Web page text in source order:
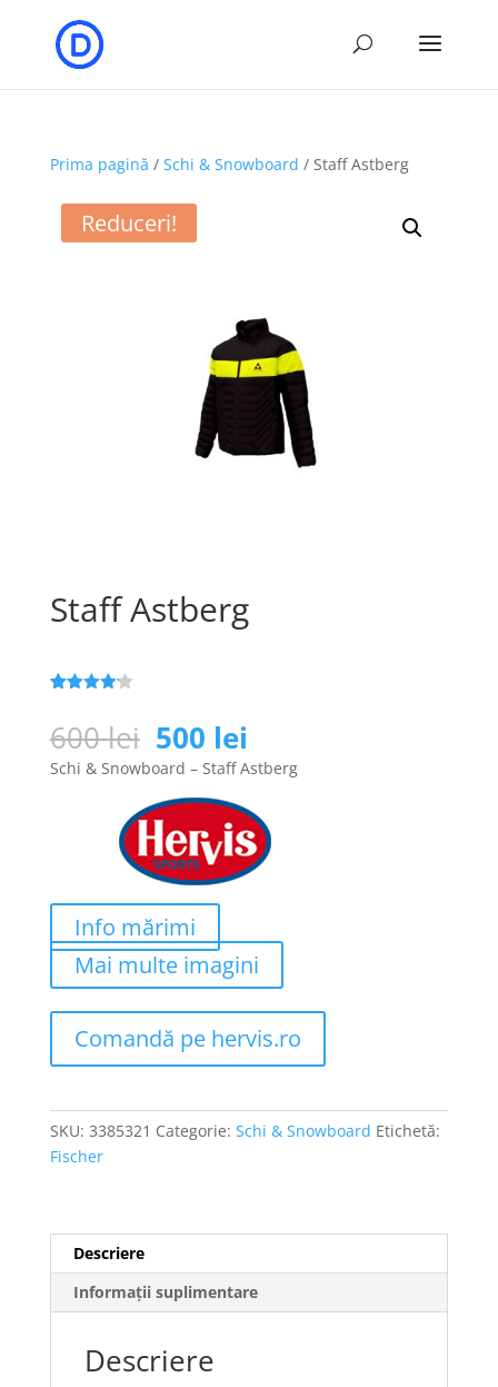
Prima pagină / Schi & Snowboard / Staff Astberg
Reduceri!
Staff Astberg
pe baza a
evaluări
de la
600lei Prețul
inițial
a
fost:
600 lei.
500 lei
curent
este:
500 lei.
Schi & Snowboard – Staff Astberg
Info mărimi
Mai multe imagini
Comandă pe hervis.ro
SKU: 3385321 Categorie: Schi & Snowboard Etichetă:
Fischer
Descriere
Informații suplimentare
Descriere